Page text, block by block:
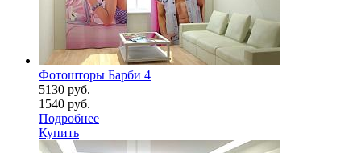
Фотошторы Барби 4
5130 руб.
1540 руб.
Подробнее
Купить